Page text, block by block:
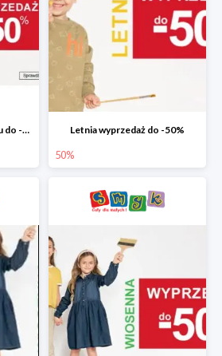
Letnia wyprzedaż w Smyku do -50% Letnia wyprzedaż do -50%
50%